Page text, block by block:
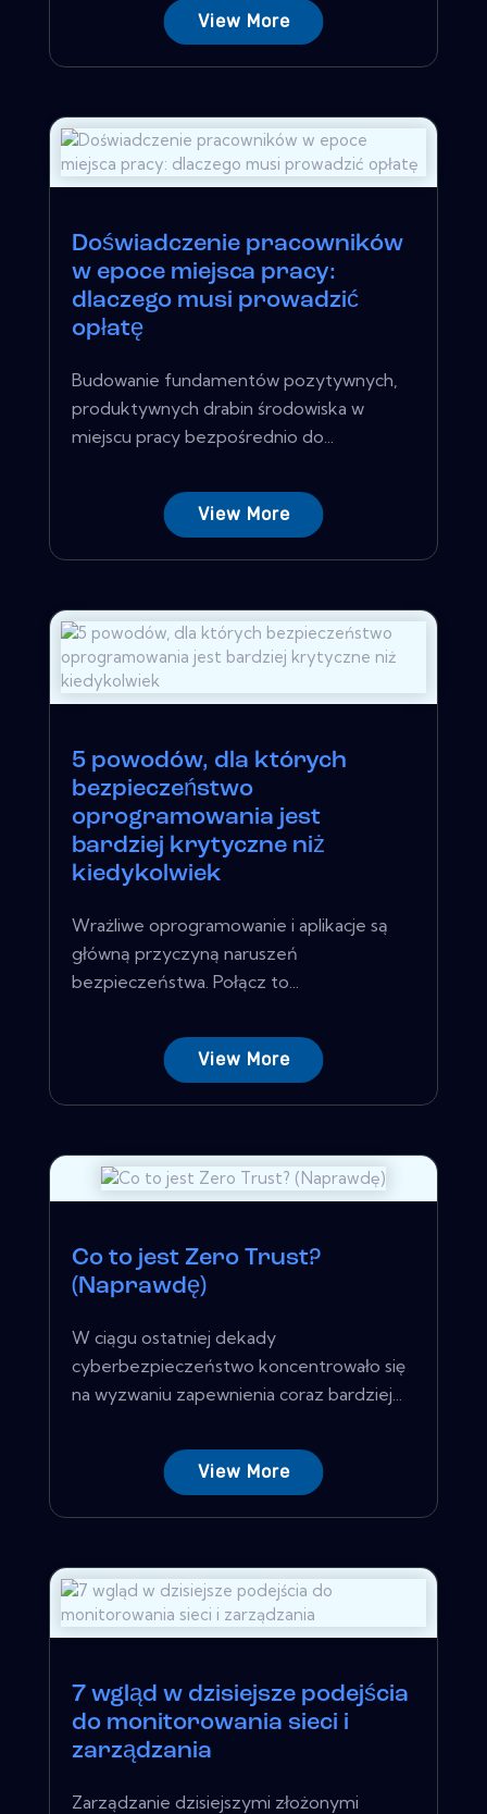
View More
Doświadczenie pracowników
w epoce miejsca pracy:
dlaczego musi prowadzić
opłatę
Budowanie fundamentów pozytywnych,
produktywnych drabin środowiska w
miejscu pracy bezpośrednio do...
View More
5 powodów, dla których
bezpieczeństwo
oprogramowania jest
bardziej krytyczne niż
kiedykolwiek
Wrażliwe oprogramowanie i aplikacje są
główną przyczyną naruszeń
bezpieczeństwa. Połącz to...
View More
Co to jest Zero Trust?
(Naprawdę)
W ciągu ostatniej dekady
cyberbezpieczeństwo koncentrowało się
na wyzwaniu zapewnienia coraz bardziej...
View More
7 wgląd w dzisiejsze podejścia
do monitorowania sieci i
zarządzania
Zarządzanie dzisiejszymi złożonymi